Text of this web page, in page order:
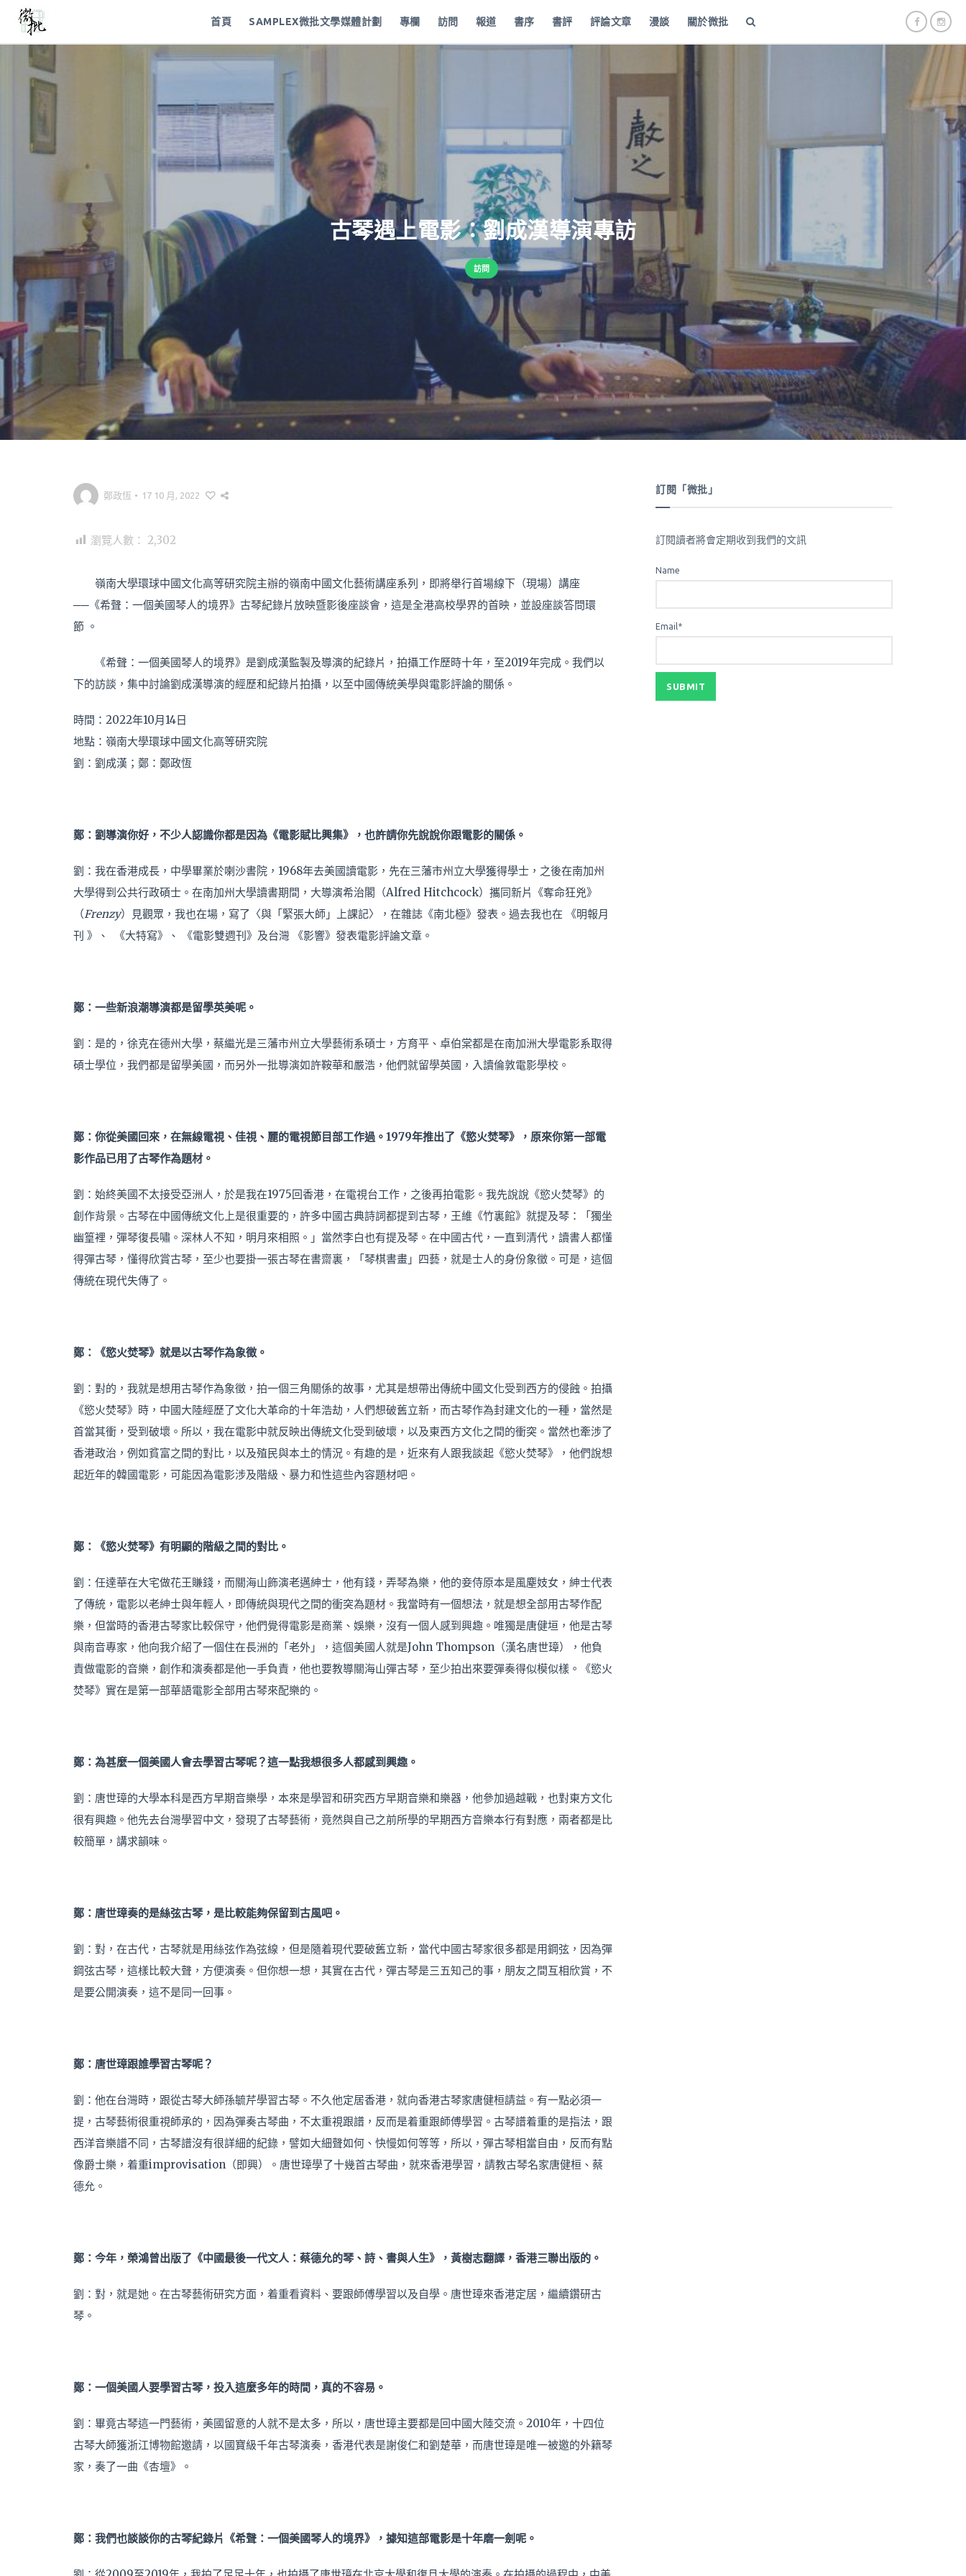
首頁 SAMPLEX微批文學媒體計劃 專欄 訪問 報道 書序 書評 評論文章 漫談 關於微批
古琴遇上電影：劉成漢導演專訪
訪問
鄭政恆 • 17 10 月, 2022
瀏覽人數： 2,302
嶺南大學環球中國文化高等研究院主辦的嶺南中國文化藝術講座系列，即將舉行首場線下（現場）講座
──《希聲：一個美國琴人的境界》古琴紀錄片放映暨影後座談會，這是全港高校學界的首映，並設座談答問環
節 。
《希聲：一個美國琴人的境界》是劉成漢監製及導演的紀錄片，拍攝工作歷時十年，至2019年完成。我們以
下的訪談，集中討論劉成漢導演的經歷和紀錄片拍攝，以至中國傳統美學與電影評論的關係。
時間：2022年10月14日
地點：嶺南大學環球中國文化高等研究院
劉：劉成漢；鄭：鄭政恆
鄭： 劉導演你好，不少人認識你都是因為《電影賦比興集》，也許請你先說說你跟電影的關係。
劉：我在香港成長，中學畢業於喇沙書院，1968年去美國讀電影，先在三藩市州立大學獲得學士，之後在南加州
大學得到公共行政碩士。在南加州大學讀書期間，大導演希治閣（Alfred Hitchcock）攜同新片《奪命狂兇》
（Frenzy）見觀眾，我也在場，寫了〈與「緊張大師」上課記〉，在雜誌《南北極》發表。過去我也在 《明報月
刊 》、 《大特寫》、 《電影雙週刊》及台灣 《影響》發表電影評論文章。
鄭：一些新浪潮導演都是留學英美呢。
劉：是的，徐克在德州大學，蔡繼光是三藩市州立大學藝術系碩士，方育平、卓伯棠都是在南加洲大學電影系取得
碩士學位，我們都是留學美國，而另外一批導演如許鞍華和嚴浩，他們就留學英國，入讀倫敦電影學校。
鄭：你從美國回來， 在無線電視、 佳視、 麗的電視節目部工作過。 1979年推出了《慾火焚琴》，原來你第一部電
影作品已用了古琴作為題材。
劉：始終美國不太接受亞洲人，於是我在1975回香港，在電視台工作，之後再拍電影。我先說說《慾火焚琴》的
創作背景。古琴在中國傳統文化上是很重要的，許多中國古典詩詞都提到古琴，王維《竹裏館》就提及琴：「獨坐
幽篁裡，彈琴復長嘯。深林人不知，明月來相照。」當然李白也有提及琴。在中國古代，一直到清代，讀書人都懂
得彈古琴，懂得欣賞古琴，至少也要掛一張古琴在書齋裏，「琴棋書畫」四藝，就是士人的身份象徵。可是，這個
傳統在現代失傳了。
鄭： 《慾火焚琴》就是以古琴作為象徵。
劉：對的，我就是想用古琴作為象徵，拍一個三角關係的故事，尤其是想帶出傳統中國文化受到西方的侵蝕。拍攝
《慾火焚琴》時，中國大陸經歷了文化大革命的十年浩劫，人們想破舊立新，而古琴作為封建文化的一種，當然是
首當其衝，受到破壞。所以，我在電影中就反映出傳統文化受到破壞，以及東西方文化之間的衝突。當然也牽涉了
香港政治，例如貧富之間的對比，以及殖民與本土的情況。有趣的是，近來有人跟我談起《慾火焚琴》，他們說想
起近年的韓國電影，可能因為電影涉及階級、暴力和性這些內容題材吧。
鄭： 《慾火焚琴》有明顯的階級之間的對比。
劉：任達華在大宅做花王賺錢，而關海山飾演老邁紳士，他有錢，弄琴為樂，他的妾侍原本是風塵妓女，紳士代表
了傳統，電影以老紳士與年輕人，即傳統與現代之間的衝突為題材。我當時有一個想法，就是想全部用古琴作配
樂，但當時的香港古琴家比較保守，他們覺得電影是商業、娛樂，沒有一個人感到興趣。唯獨是唐健垣，他是古琴
與南音專家，他向我介紹了一個住在長洲的「老外」，這個美國人就是John Thompson（漢名唐世璋），他負
責做電影的音樂，創作和演奏都是他一手負責，他也要教導關海山彈古琴，至少拍出來要彈奏得似模似樣。《慾火
焚琴》實在是第一部華語電影全部用古琴來配樂的。
鄭：為甚麼一個美國人會去學習古琴呢？這一點我想很多人都感到興趣。
劉：唐世璋的大學本科是西方早期音樂學，本來是學習和研究西方早期音樂和樂器，他參加過越戰，也對東方文化
很有興趣。他先去台灣學習中文，發現了古琴藝術，竟然與自己之前所學的早期西方音樂本行有對應，兩者都是比
較簡單，講求韻味。
鄭：唐世璋奏的是絲弦古琴，是比較能夠保留到古風吧。
劉：對，在古代，古琴就是用絲弦作為弦線，但是隨着現代要破舊立新，當代中國古琴家很多都是用鋼弦，因為彈
鋼弦古琴，這樣比較大聲，方便演奏。但你想一想，其實在古代，彈古琴是三五知己的事，朋友之間互相欣賞，不
是要公開演奏，這不是同一回事。
鄭：唐世璋跟誰學習古琴呢？
劉：他在台灣時，跟從古琴大師孫毓芹學習古琴。不久他定居香港，就向香港古琴家唐健桓請益。有一點必須一
提，古琴藝術很重視師承的，因為彈奏古琴曲，不太重視跟譜，反而是着重跟師傅學習。古琴譜着重的是指法，跟
西洋音樂譜不同，古琴譜沒有很詳細的紀錄，譬如大細聲如何、快慢如何等等，所以，彈古琴相當自由，反而有點
像爵士樂，着重improvisation（即興）。唐世璋學了十幾首古琴曲，就來香港學習，請教古琴名家唐健桓、蔡
德允。
鄭：今年，榮鴻曾出版了《中國最後一代文人：蔡德允的琴、詩、書與人生》，黃樹志翻譯，香港三聯出版的。
劉：對，就是她。在古琴藝術研究方面，着重看資料、要跟師傅學習以及自學。唐世璋來香港定居，繼續鑽研古
琴。
鄭：一個美國人要學習古琴，投入這麼多年的時間，真的不容易。
劉：畢竟古琴這一門藝術，美國留意的人就不是太多，所以，唐世璋主要都是回中國大陸交流。2010年，十四位
古琴大師獲浙江博物館邀請，以國寶級千年古琴演奏，香港代表是謝俊仁和劉楚華，而唐世璋是唯一被邀的外籍琴
家，奏了一曲《杏壇》。
鄭：我們也談談你的古琴紀錄片《希聲：一個美國琴人的境界》，據知這部電影是十年磨一劍呢。
訂閱「微批」
訂閱讀者將會定期收到我們的文訊
Name
Email*